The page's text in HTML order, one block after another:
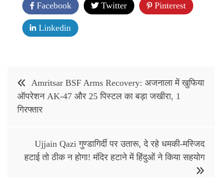
Facebook Twitter Pinterest
Linkedin
navigation
Amritsar BSF Arms Recovery: अजनाला में खुफिया
ऑपरेशन AK-47 और 25 पिस्टल का बड़ा जखीरा, 1
गिरफ्तार
Ujjain Qazi गुण्डागिर्दी पर उतारू, दे रहे धमकी-मस्जिद
हटाई तो ठीक न होगा! मंदिर हटाने में हिंदुओं ने किया सहयोग